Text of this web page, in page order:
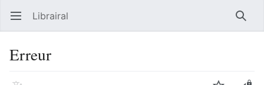
Ouvrir le menu principal Librairal
Erreur